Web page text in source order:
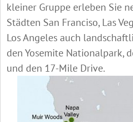
kleiner Gruppe erleben Sie
Städten San Franciso, Las
Los Angeles auch
den Yosemite Nationalpark,
und den 17-Mile Drive.